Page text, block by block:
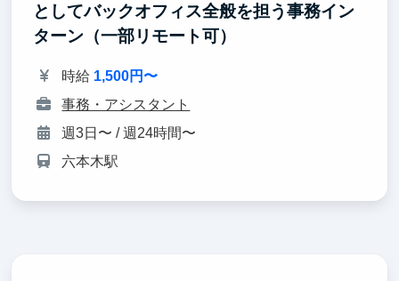
としてバックオフィス全般を担う事務イン
ターン（一部リモート可）
時給 1,500円〜
事務・アシスタント
週3日〜 / 週24時間〜
六本木駅